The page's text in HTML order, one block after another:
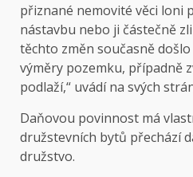
přiznané nemovité věci loni
nástavbu nebo ji částečně
těchto změn současně
výměry pozemku, případně
podlaží,“ uvádí na svých
Daňovou povinnost má
družstevních bytů přechází
družstvo.